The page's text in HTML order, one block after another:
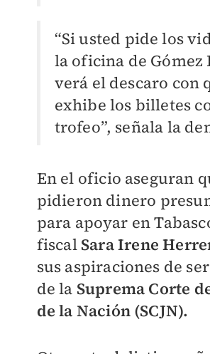
“Si usted pide los
la oficina de Gómez
verá el descaro con
exhibe los billetes
trofeo”, señala la
En el oficio aseguran
pidieron dinero
para apoyar en
fiscal Sara Irene
sus aspiraciones de
de la Suprema Corte
de la Nación (SCJN).